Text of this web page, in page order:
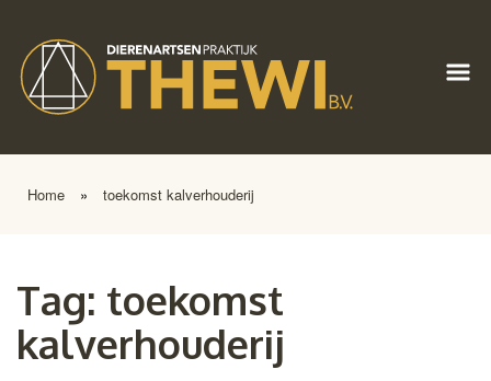
Home » toekomst kalverhouderij
Tag: toekomst
kalverhouderij